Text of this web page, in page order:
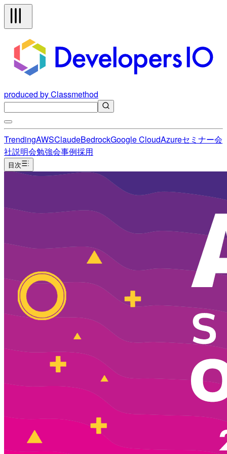
produced by Classmethod
TrendingAWSClaudeBedrockGoogle CloudAzureセミナー会
社説明会勉強会事例採用
目次